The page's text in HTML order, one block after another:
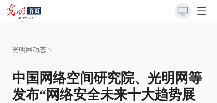
光明网动态 >
中国网络空间研究院、光明网等
发布“网络安全未来十大趋势展